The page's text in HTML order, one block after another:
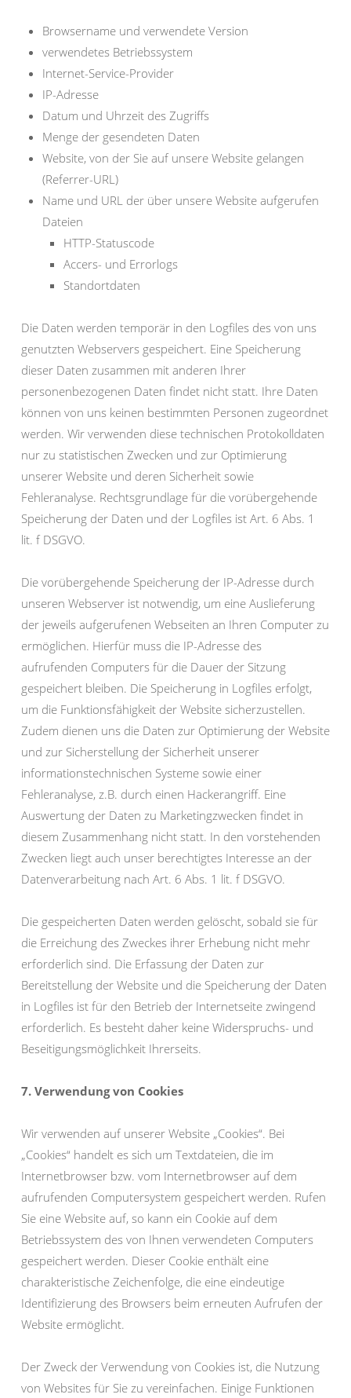
Browsername und verwendete Version
verwendetes Betriebssystem
Internet-Service-Provider
IP-Adresse
Datum und Uhrzeit des Zugriffs
Menge der gesendeten Daten
Website, von der Sie auf unsere Website gelangen
(Referrer-URL)
Name und URL der über unsere Website aufgerufen
Dateien
HTTP-Statuscode
Accers- und Errorlogs
Standortdaten
Die Daten werden temporär in den Logfiles des von uns
genutzten Webservers gespeichert. Eine Speicherung
dieser Daten zusammen mit anderen Ihrer
personenbezogenen Daten findet nicht statt. Ihre Daten
können von uns keinen bestimmten Personen zugeordnet
werden. Wir verwenden diese technischen Protokolldaten
nur zu statistischen Zwecken und zur Optimierung
unserer Website und deren Sicherheit sowie
Fehleranalyse. Rechtsgrundlage für die vorübergehende
Speicherung der Daten und der Logfiles ist Art. 6 Abs. 1
lit. f DSGVO.
Die vorübergehende Speicherung der IP-Adresse durch
unseren Webserver ist notwendig, um eine Auslieferung
der jeweils aufgerufenen Webseiten an Ihren Computer zu
ermöglichen. Hierfür muss die IP-Adresse des
aufrufenden Computers für die Dauer der Sitzung
gespeichert bleiben. Die Speicherung in Logfiles erfolgt,
um die Funktionsfähigkeit der Website sicherzustellen.
Zudem dienen uns die Daten zur Optimierung der Website
und zur Sicherstellung der Sicherheit unserer
informationstechnischen Systeme sowie einer
Fehleranalyse, z.B. durch einen Hackerangriff. Eine
Auswertung der Daten zu Marketingzwecken findet in
diesem Zusammenhang nicht statt. In den vorstehenden
Zwecken liegt auch unser berechtigtes Interesse an der
Datenverarbeitung nach Art. 6 Abs. 1 lit. f DSGVO.
Die gespeicherten Daten werden gelöscht, sobald sie für
die Erreichung des Zweckes ihrer Erhebung nicht mehr
erforderlich sind. Die Erfassung der Daten zur
Bereitstellung der Website und die Speicherung der Daten
in Logfiles ist für den Betrieb der Internetseite zwingend
erforderlich. Es besteht daher keine Widerspruchs- und
Beseitigungsmöglichkeit Ihrerseits.
7. Verwendung von Cookies
Wir verwenden auf unserer Website „Cookies“. Bei
„Cookies“ handelt es sich um Textdateien, die im
Internetbrowser bzw. vom Internetbrowser auf dem
aufrufenden Computersystem gespeichert werden. Rufen
Sie eine Website auf, so kann ein Cookie auf dem
Betriebssystem des von Ihnen verwendeten Computers
gespeichert werden. Dieser Cookie enthält eine
charakteristische Zeichenfolge, die eine eindeutige
Identifizierung des Browsers beim erneuten Aufrufen der
Website ermöglicht.
Der Zweck der Verwendung von Cookies ist, die Nutzung
von Websites für Sie zu vereinfachen. Einige Funktionen